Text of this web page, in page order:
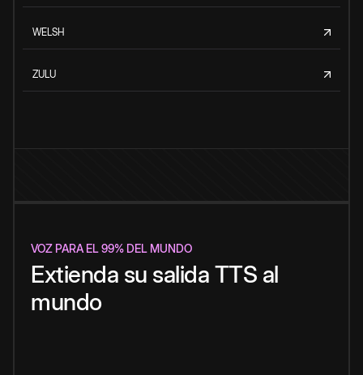
WELSH
ZULU
VOZ PARA EL 99% DEL MUNDO
Extienda su salida TTS al
mundo